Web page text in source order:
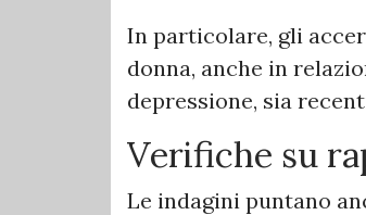
In particolare, gli
donna, anche in
depressione, sia
Verifiche su
Le indagini puntano